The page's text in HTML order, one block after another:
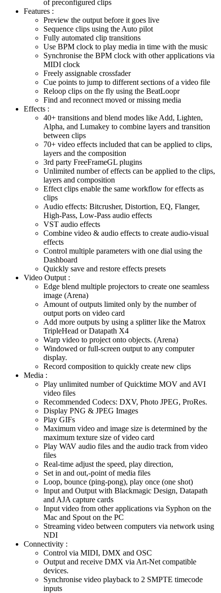
of preconfigured clips
Features :
Preview the output before it goes live
Sequence clips using the Auto pilot
Fully automated clip transitions
Use BPM clock to play media in time with the music
Synchronise the BPM clock with other applications via
MIDI clock
Freely assignable crossfader
Cue points to jump to different sections of a video file
Reloop clips on the fly using the BeatLoopr
Find and reconnect moved or missing media
Effects :
40+ transitions and blend modes like Add, Lighten,
Alpha, and Lumakey to combine layers and transition
between clips
70+ video effects included that can be applied to clips,
layers and the composition
3rd party FreeFrameGL plugins
Unlimited number of effects can be applied to the clips,
layers and composition
Effect clips enable the same workflow for effects as
clips
Audio effects: Bitcrusher, Distortion, EQ, Flanger,
High-Pass, Low-Pass audio effects
VST audio effects
Combine video & audio effects to create audio-visual
effects
Control multiple parameters with one dial using the
Dashboard
Quickly save and restore effects presets
Video Output :
Edge blend multiple projectors to create one seamless
image (Arena)
Amount of outputs limited only by the number of
output ports on video card
Add more outputs by using a splitter like the Matrox
TripleHead or Datapath X4
Warp video to project onto objects. (Arena)
Windowed or full-screen output to any computer
display.
Record composition to quickly create new clips
Media :
Play unlimited number of Quicktime MOV and AVI
video files
Recommended Codecs: DXV, Photo JPEG, ProRes.
Display PNG & JPEG Images
Play GIFs
Maximum video and image size is determined by the
maximum texture size of video card
Play WAV audio files and the audio track from video
files
Real-time adjust the speed, play direction,
Set in and out,-point of media files
Loop, bounce (ping-pong), play once (one shot)
Input and Output with Blackmagic Design, Datapath
and AJA capture cards
Input video from other applications via Syphon on the
Mac and Spout on the PC
Streaming video between computers via network using
NDI
Connectivity :
Control via MIDI, DMX and OSC
Output and receive DMX via Art-Net compatible
devices.
Synchronise video playback to 2 SMPTE timecode
inputs